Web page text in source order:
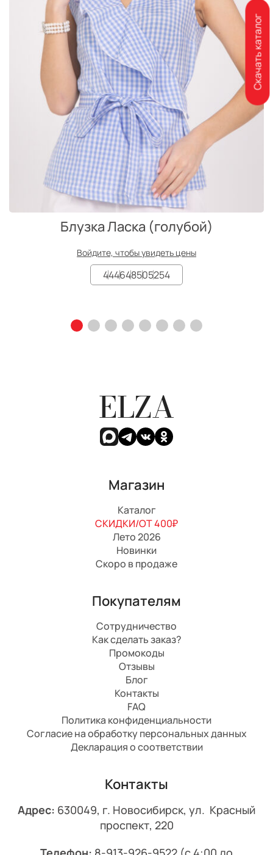
Блузка Ласка (голубой)
Войдите, чтобы увидеть цены
444648505254
ELZA
Магазин
Каталог
СКИДКИ/ОТ 400₽
Лето 2026
Новинки
Скоро в продаже
Покупателям
Сотрудничество
Как сделать заказ?
Промокоды
Отзывы
Блог
Контакты
FAQ
Политика конфиденциальности
Согласие на обработку персональных данных
Декларация о соответствии
Контакты
Адрес: 630049, г. Новосибирск, ул. Красный
проспект, 220
Скачать каталог